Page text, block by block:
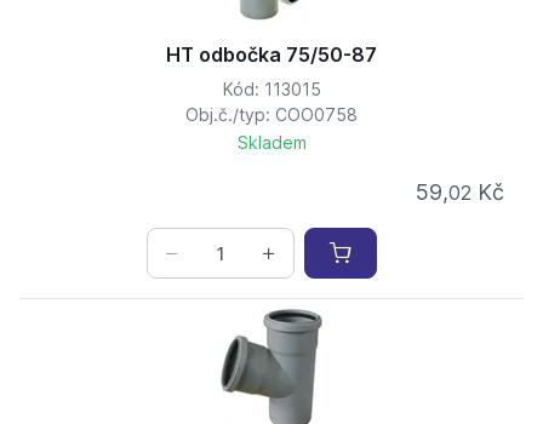
HT odbočka 75/50-87
Kód: 113015
Obj.č./typ: COO0758
Skladem
59,02 Kč